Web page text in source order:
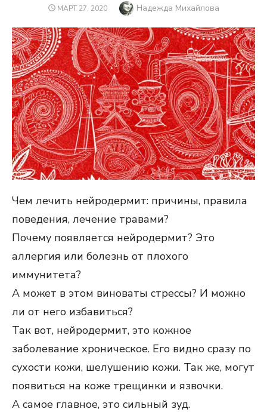
ОПУБЛИКОВАНО
МАРТ 27, 2020 Автор
Надежда Михайлова
Чем лечить нейродермит: причины, правила
поведения, лечение травами?
Почему появляется нейродермит? Это
аллергия или болезнь от плохого
иммунитета?
А может в этом виноваты стрессы? И можно
ли от него избавиться?
Так вот, нейродермит, это кожное
заболевание хроническое. Его видно сразу по
сухости кожи, шелушению кожи. Так же, могут
появиться на коже трещинки и язвочки.
А самое главное, это сильный зуд.